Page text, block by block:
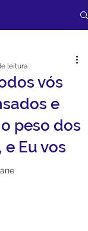
vós
e
peso dos
Eu vos
leitura